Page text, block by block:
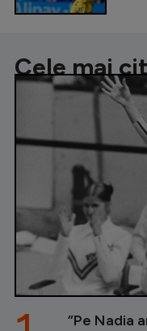
Cele mai
”Pe Nadia